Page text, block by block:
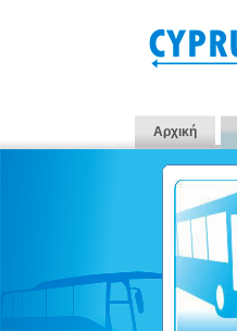
Αρχική